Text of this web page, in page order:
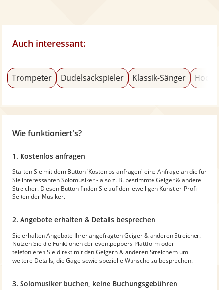
Auch interessant:
Trompeter Dudelsackspieler Klassik-Sänger
Wie funktioniert's?
1. Kostenlos anfragen
Starten Sie mit dem Button 'Kostenlos anfragen' eine Anfrage an die für
Sie interessanten Solomusiker - also z. B. bestimmte Geiger & andere
Streicher. Diesen Button finden Sie auf den jeweiligen Künstler-Profil-
Seiten der Musiker.
2. Angebote erhalten & Details besprechen
Sie erhalten Angebote Ihrer angefragten Geiger & anderen Streicher.
Nutzen Sie die Funktionen der eventpeppers-Plattform oder
telefonieren Sie direkt mit den Geigern & anderen Streichern um
weitere Details, die Gage sowie spezielle Wünsche zu besprechen.
3. Solomusiker buchen, keine Buchungsgebühren